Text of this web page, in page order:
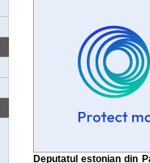
Deputatul estonian din